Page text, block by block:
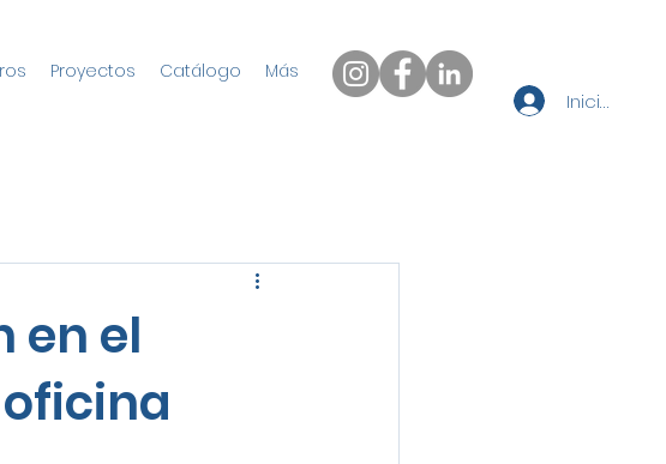
Proyectos Catálogo Más
Iniciar
en el